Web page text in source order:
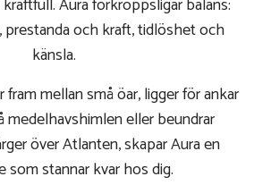
Aura förkroppsligar balans:
och kraft, tidlöshet och
känsla.
mellan små öar, ligger för ankar
medelhavshimlen eller beundrar
över Atlanten, skapar Aura en
som stannar kvar hos dig.